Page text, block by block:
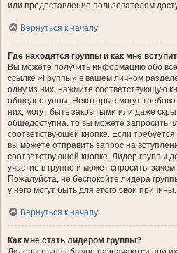
или предоставление пользователям
Вернуться к началу
Где находятся группы и как мне
Вы можете получить информацию обо
ссылке «Группы» в вашем личном
одну из них, нажмите соответствующую
общедоступны. Некоторые могут
них, могут быть закрытыми или даже
общедоступна, то вы можете запросить
соответствующей кнопке. Если
вы можете отправить запрос на
соответствующей кнопке. Лидер группы
участие в группе и может спросить,
Пожалуйста, не беспокойте лидера
у него могут быть для этого свои причины.
Вернуться к началу
Как мне стать лидером группы?